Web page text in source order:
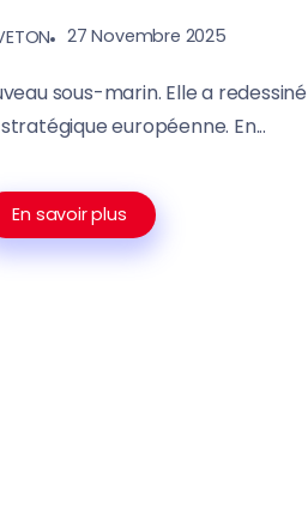
27 Novembre 2025
sous-marin. Elle a
européenne. En...
En savoir plus